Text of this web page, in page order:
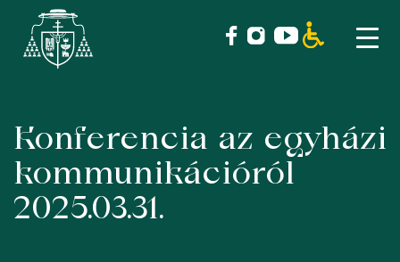
Skip
content
Konferencia az egyházi
kommunikációról
2025.03.31.